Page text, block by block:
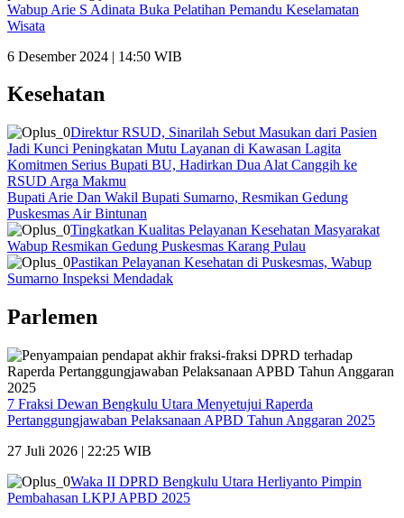
Wabup Arie S Adinata Buka Pelatihan Pemandu Keselamatan
Wisata
6 Desember 2024 | 14:50 WIB
Kesehatan
Direktur RSUD, Sinarilah Sebut Masukan dari Pasien
Jadi Kunci Peningkatan Mutu Layanan di Kawasan Lagita
Komitmen Serius Bupati BU, Hadirkan Dua Alat Canggih ke
RSUD Arga Makmu
Bupati Arie Dan Wakil Bupati Sumarno, Resmikan Gedung
Puskesmas Air Bintunan
Tingkatkan Kualitas Pelayanan Kesehatan Masyarakat
Wabup Resmikan Gedung Puskesmas Karang Pulau
Pastikan Pelayanan Kesehatan di Puskesmas, Wabup
Sumarno Inspeksi Mendadak
Parlemen
7 Fraksi Dewan Bengkulu Utara Menyetujui Raperda
Pertanggungjawaban Pelaksanaan APBD Tahun Anggaran 2025
27 Juli 2026 | 22:25 WIB
Waka II DPRD Bengkulu Utara Herliyanto Pimpin
Pembahasan LKPJ APBD 2025